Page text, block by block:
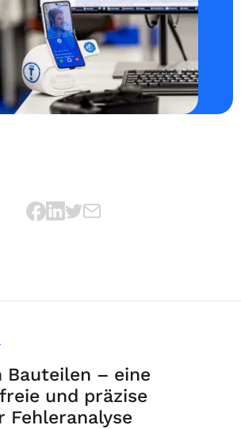
Bauteilen – eine
und präzise
Fehleranalyse